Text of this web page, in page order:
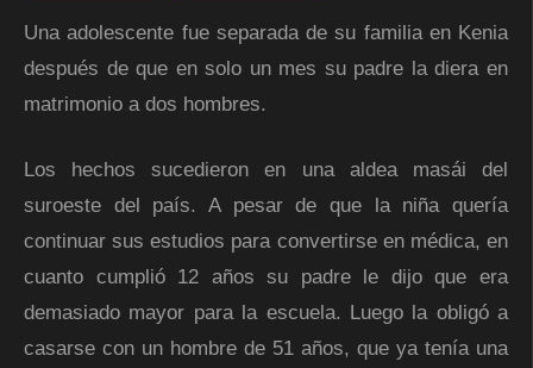
Una adolescente fue separada de su familia en Kenia
después de que en solo un mes su padre la diera en
matrimonio a dos hombres.
Los hechos sucedieron en una aldea masái del
suroeste del país. A pesar de que la niña quería
continuar sus estudios para convertirse en médica, en
cuanto cumplió 12 años su padre le dijo que era
demasiado mayor para la escuela. Luego la obligó a
casarse con un hombre de 51 años, que ya tenía una